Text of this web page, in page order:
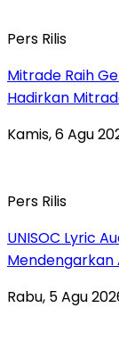
Pers Rilis
Mitrade Raih
Hadirkan
Kamis, 6 Agu
Pers Rilis
UNISOC Lyric
Mendengarkan
Rabu, 5 Agu